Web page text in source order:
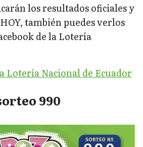
los resultados oficiales y
también puedes verlos
de la Lotería
Lotería Nacional de Ecuador
990